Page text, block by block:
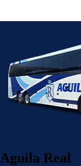
Real